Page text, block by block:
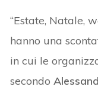
“Estate, Natale,
hanno una
in cui le
secondo